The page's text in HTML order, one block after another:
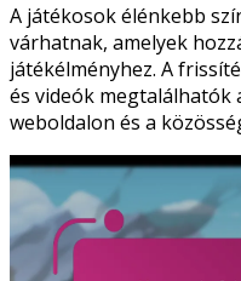
A játékosok élénkebb
várhatnak, amelyek
játékélményhez. A
és videók megtalálhatók
weboldalon és a